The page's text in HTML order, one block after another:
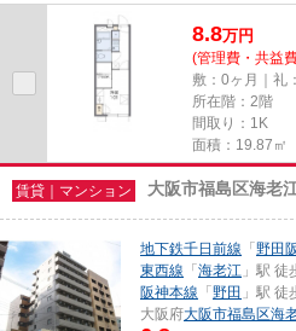
8.8万円
(管理費・共益
敷：0ヶ月｜礼
所在階：2階
間取り：1K
面積：19.87㎡
賃貸｜マンション 大阪市福島区海老
地下鉄千日前線 「 野田
東西線 「 海老江 」駅 徒
阪神本線 「 野田 」駅 徒
大阪府大阪市福島区海